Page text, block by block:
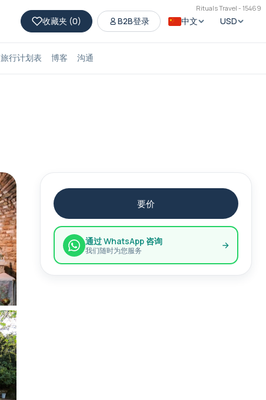
Rituals Travel - 15469
收藏夹 (0) B2B登录 中文 USD
旅行计划表 博客 沟通
要价
通过 WhatsApp 咨询
我们随时为您服务